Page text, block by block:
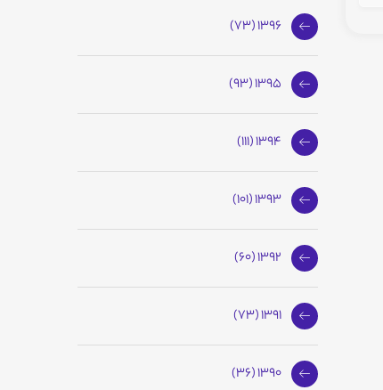
1396 (73)
1395 (93)
1394 (111)
1393 (101)
1392 (60)
1391 (73)
1390 (36)